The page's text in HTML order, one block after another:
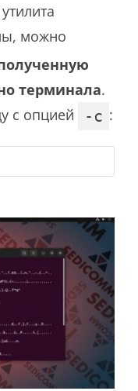
можно
терминала.
с опцией
-c :